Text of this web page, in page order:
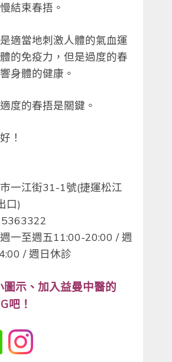
結束春捂。
適當地刺激人體的氣血運
的免疫力，但是過度的春
身體的健康。
度的春捂是關鍵。
！
一江街31-1號(捷運松江
口)
一至週五11:00-20:00 / 週
/ 週日休診
圖示、加入益曼中醫的
吧！